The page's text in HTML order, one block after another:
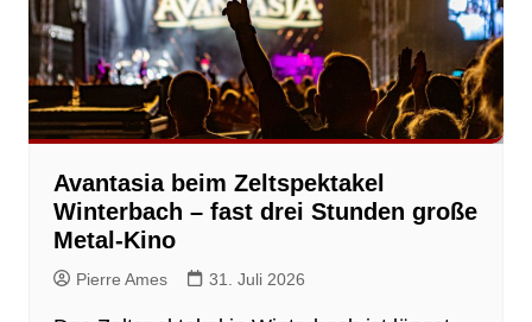
Avantasia beim Zeltspektakel
Winterbach – fast drei Stunden große
Metal-Kino
Pierre Ames 31. Juli 2026